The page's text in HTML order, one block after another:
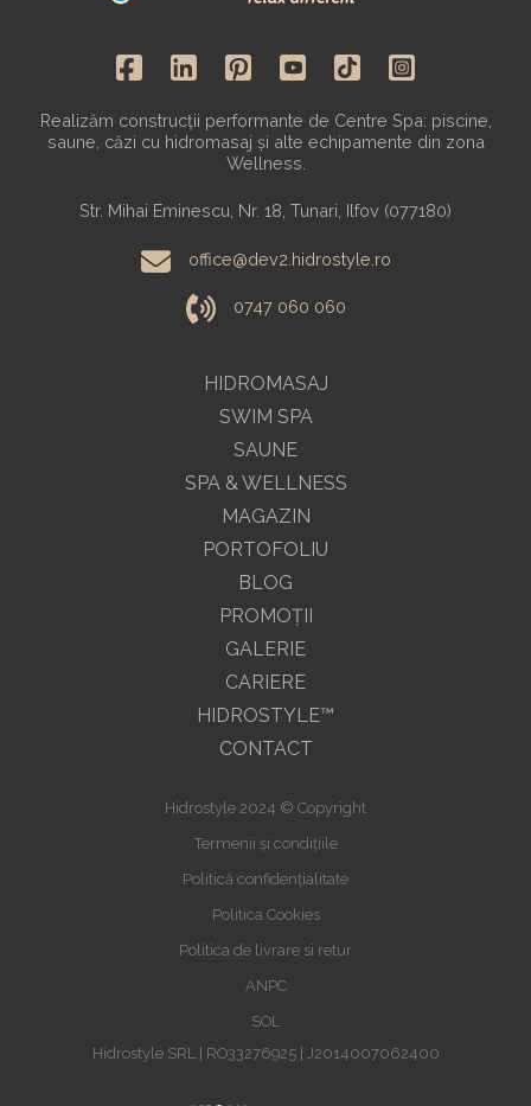
HIDROMASAJ
SWIM SPA
SAUNE
SPA & WELLNESS
MAGAZIN
Realizăm construcții performante de Centre Spa: piscine,
saune, căzi cu hidromasaj și alte echipamente din zona
Wellness.
Str. Mihai Eminescu, Nr. 18, Tunari, Ilfov (077180)
office@dev2.hidrostyle.ro
0747 060 060
PORTOFOLIU
BLOG
PROMOŢII
GALERIE
CARIERE
HIDROSTYLE™
CONTACT
Hidrostyle 2024 © Copyright
Termenii și condițiile
Politică confidențialitate
Politica Cookies
Politica de livrare si retur
ANPC
SOL
Hidrostyle SRL | RO33276925 | J2014007062400